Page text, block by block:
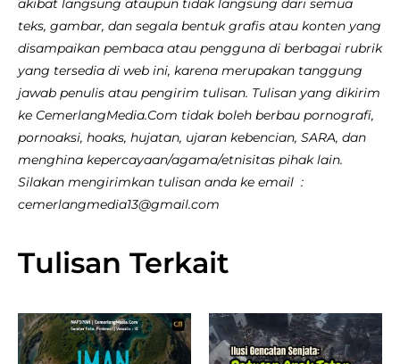
akibat langsung ataupun tidak langsung dari semua
teks, gambar, dan segala bentuk grafis atau konten yang
disampaikan pembaca atau pengguna di berbagai rubrik
yang tersedia di web ini, karena merupakan tanggung
jawab penulis atau pengirim tulisan. Tulisan yang dikirim
ke CemerlangMedia.Com tidak boleh berbau pornografi,
pornoaksi, hoaks, hujatan, ujaran kebencian, SARA, dan
menghina kepercayaan/agama/etnisitas pihak lain.
Silakan mengirimkan tulisan anda ke email :
cemerlangmedia13@gmail.com
Tulisan Terkait